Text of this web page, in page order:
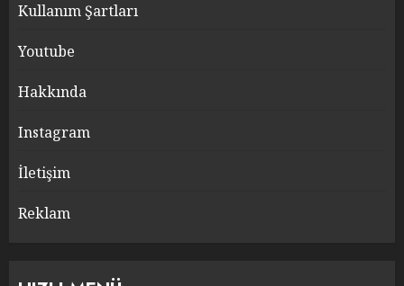
Kullanım Şartları
Youtube
Hakkında
Instagram
İletişim
Reklam